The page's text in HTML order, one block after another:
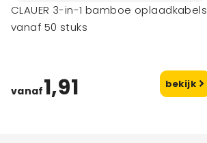
CLAUER 3-in-1 bamboe oplaadkabels
vanaf 50 stuks
vanaf1,91 bekijk